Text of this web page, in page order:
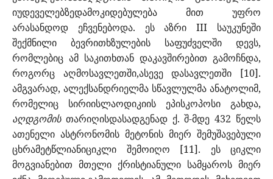
იუდეველებზედამოკიდებულება მით უფრო
არასანდოდ ეჩვენებოდა. ეს აზრი III საუკუნეში
შექმნილი ბევრითხზულების საფუძველში დევს,
რომლებიც ამ საკითხთან დაკავშირებით გამოჩნდა,
როგორც აღმოსავლეთში,ასევე დასავლეთში [10].
ამგვარად, ალექსანდრიელმა სწავლულმა ანატოლიმ,
რომელიც სირიისლაოდიკიის ეპისკოპოსი გახდა,
აღდგომისთარიღისდასადგენად ქ. შ-მდე 432 წელს
ათენელი ასტრონომის მეტონის მიერ შემუშავებული
ცხრამეტწლიანიციკლი შემოიღო [11]. ეს ციკლი
მოგვიანებით მთელი ქრისტიანული სამყაროს მიერ